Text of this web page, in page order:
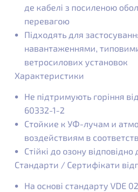
де кабелі з посиленою
перевагою
Підходять для
навантаженнями,
ветросилових установок
Характеристики
Не підтримують горіння
60332-1-2
Стойкие к УФ-лучам и
воздействиям в
Стійкі до озону
Стандарти / Сертифікати
На основі стандарту VDE